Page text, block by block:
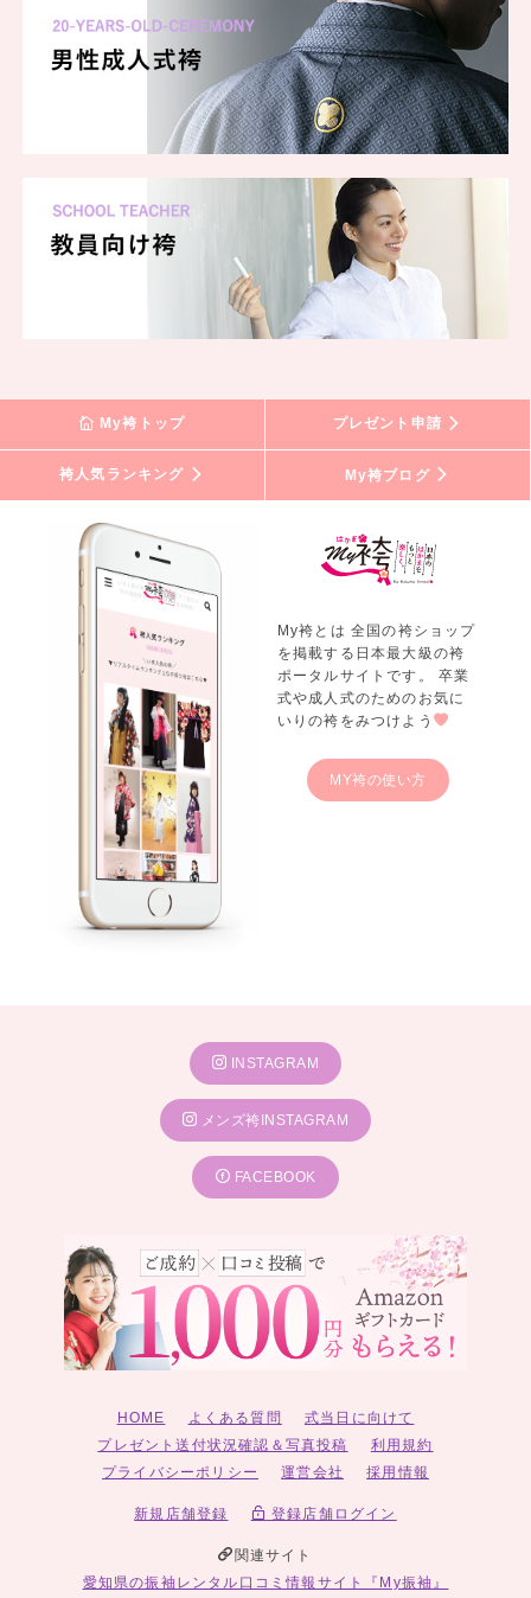
My袴トップ プレゼント申請
袴人気ランキング My袴ブログ
My袴とは 全国の袴ショップ
を掲載する日本最大級の袴
ポータルサイトです。 卒業
式や成人式のためのお気に
いりの袴をみつけよう
MY袴の使い方
INSTAGRAM
メンズ袴INSTAGRAM
FACEBOOK
HOME よくある質問
式当日に向けて
プレゼント送付状況確認＆写真投稿
利用規約
プライバシーポリシー
運営会社 採用情報
新規店舗登録 登録店舗ログイン
関連サイト
愛知県の振袖レンタル口コミ情報サイト『My振袖』